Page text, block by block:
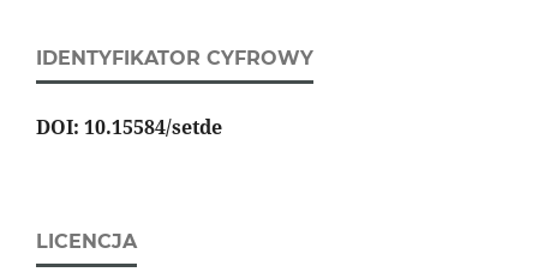
IDENTYFIKATOR CYFROWY
DOI: 10.15584/setde
LICENCJA